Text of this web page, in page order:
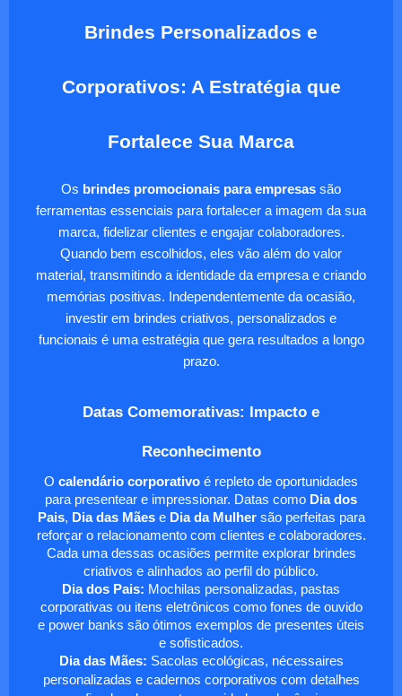
Brindes Personalizados e
Corporativos: A Estratégia que
Fortalece Sua Marca
Os brindes promocionais para empresas são
ferramentas essenciais para fortalecer a imagem da sua
marca, fidelizar clientes e engajar colaboradores.
Quando bem escolhidos, eles vão além do valor
material, transmitindo a identidade da empresa e criando
memórias positivas. Independentemente da ocasião,
investir em brindes criativos, personalizados e
funcionais é uma estratégia que gera resultados a longo
prazo.
Datas Comemorativas: Impacto e
Reconhecimento
O calendário corporativo é repleto de oportunidades
para presentear e impressionar. Datas como Dia dos
Pais, Dia das Mãese Dia da Mulhersão perfeitas para
reforçar o relacionamento com clientes e colaboradores.
Cada uma dessas ocasiões permite explorar brindes
criativos e alinhados ao perfil do público.
Dia dos Pais: Mochilas personalizadas, pastas
corporativas ou itens eletrônicos como fones de ouvido
e power banks são ótimos exemplos de presentes úteis
e sofisticados.
Dia das Mães: Sacolas ecológicas, nécessaires
personalizadas e cadernos corporativos com detalhes